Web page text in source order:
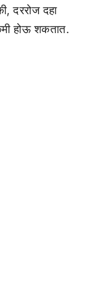
दररोज दहा
होऊ शकतात.